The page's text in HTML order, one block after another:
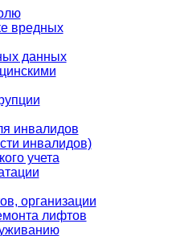
вредных
данных
инвалидов
инвалидов)
учета
организации
лифтов